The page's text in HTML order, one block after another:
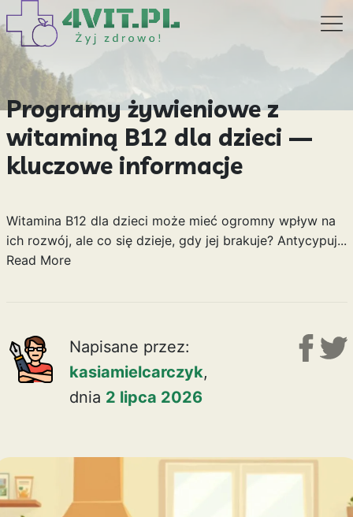
Programy żywieniowe z
witaminą B12 dla dzieci —
kluczowe informacje
Witamina B12 dla dzieci może mieć ogromny wpływ na
ich rozwój, ale co się dzieje, gdy jej brakuje? Antycypuj...
Read More
Napisane przez:
kasiamielcarczyk,
dnia 2 lipca 2026